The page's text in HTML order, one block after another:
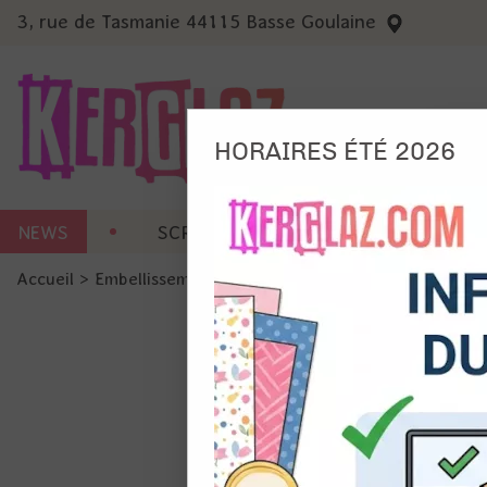
3, rue de Tasmanie 44115 Basse Goulaine
NEWS SCRAP CARTERIE MACHINES
Accueil > Embellissement > Peel Off -
Ils
et du
précises
Si vous
de la
HORAIRES ÉTÉ 2026